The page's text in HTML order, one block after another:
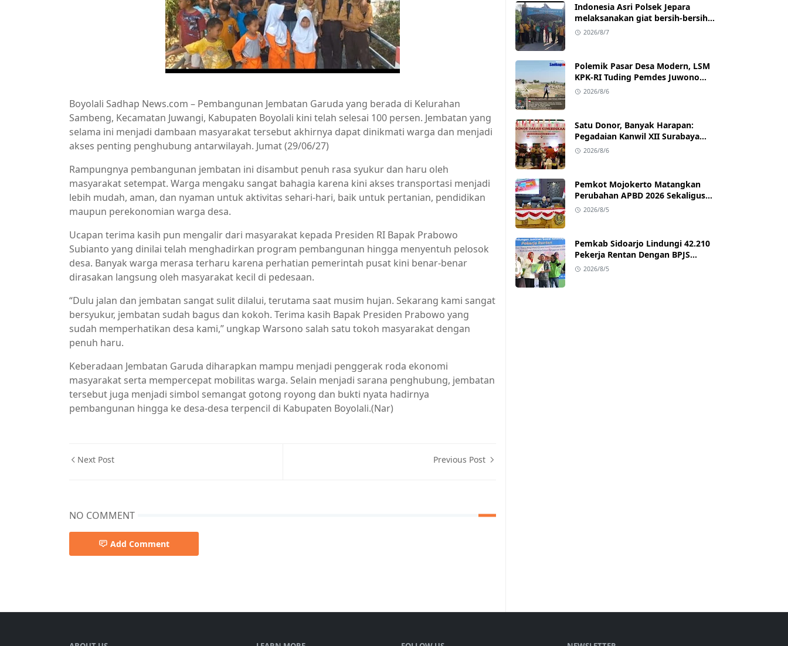
Boyolali Sadhap News.com – Pembangunan Jembatan Garuda yang berada di Kelurahan
Sambeng, Kecamatan Juwangi, Kabupaten Boyolali kini telah selesai 100 persen. Jembatan yang
selama ini menjadi dambaan masyarakat tersebut akhirnya dapat dinikmati warga dan menjadi
akses penting penghubung antarwilayah. Jumat (29/06/27)
Rampungnya pembangunan jembatan ini disambut penuh rasa syukur dan haru oleh
masyarakat setempat. Warga mengaku sangat bahagia karena kini akses transportasi menjadi
lebih mudah, aman, dan nyaman untuk aktivitas sehari-hari, baik untuk pertanian, pendidikan
maupun perekonomian warga desa.
Ucapan terima kasih pun mengalir dari masyarakat kepada Presiden RI Bapak Prabowo
Subianto yang dinilai telah menghadirkan program pembangunan hingga menyentuh pelosok
desa. Banyak warga merasa terharu karena perhatian pemerintah pusat kini benar-benar
dirasakan langsung oleh masyarakat kecil di pedesaan.
“Dulu jalan dan jembatan sangat sulit dilalui, terutama saat musim hujan. Sekarang kami sangat
bersyukur, jembatan sudah bagus dan kokoh. Terima kasih Bapak Presiden Prabowo yang
sudah memperhatikan desa kami,” ungkap Warsono salah satu tokoh masyarakat dengan
penuh haru.
Keberadaan Jembatan Garuda diharapkan mampu menjadi penggerak roda ekonomi
masyarakat serta mempercepat mobilitas warga. Selain menjadi sarana penghubung, jembatan
tersebut juga menjadi simbol semangat gotong royong dan bukti nyata hadirnya
pembangunan hingga ke desa-desa terpencil di Kabupaten Boyolali.(Nar)
Next Post Previous Post
NO COMMENT
Add Comment
Indonesia Asri Polsek Jepara
melaksanakan giat bersih-bersih
pada destinasi wisata religi P.
2026/8/7
Polemik Pasar Desa Modern, LSM
KPK‑RI Tuding Pemdes Juwono
Nganjuk Terkesan Lepas Tanggung
2026/8/6
Satu Donor, Banyak Harapan:
Pegadaian Kanwil XII Surabaya
Gelar Aksi Setetes Darah untuk
2026/8/6
Pemkot Mojokerto Matangkan
Perubahan APBD 2026 Sekaligus
Siapkan Arah Pembangunan 2027
2026/8/5
Pemkab Sidoarjo Lindungi 42.210
Pekerja Rentan Dengan BPJS
Ketenagakerjaan
2026/8/5